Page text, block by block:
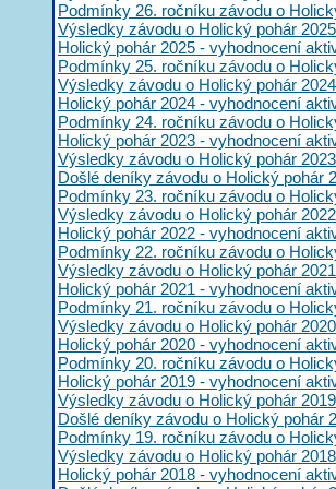
Podmínky 26. ročníku závodu o
Výsledky závodu o Holický pohár 2025
Holický pohár 2025 - vyhodnocení
Podmínky 25. ročníku závodu o
Výsledky závodu o Holický pohár 2024
Holický pohár 2024 - vyhodnocení
Podmínky 24. ročníku závodu o
Holický pohár 2023 - vyhodnocení
Výsledky závodu o Holický pohár 2023
Došlé deníky závodu o Holický pohár
Podmínky 23. ročníku závodu o
Výsledky závodu o Holický pohár 2022
Holický pohár 2022 - vyhodnocení
Podmínky 22. ročníku závodu o
Výsledky závodu o Holický pohár 2021
Holický pohár 2021 - vyhodnocení
Podmínky 21. ročníku závodu o
Výsledky závodu o Holický pohár 2020
Holický pohár 2020 - vyhodnocení
Podmínky 20. ročníku závodu o
Holický pohár 2019 - vyhodnocení
Výsledky závodu o Holický pohár 2019
Došlé deníky závodu o Holický pohár
Podmínky 19. ročníku závodu o
Výsledky závodu o Holický pohár 2018
Holický pohár 2018 - vyhodnocení